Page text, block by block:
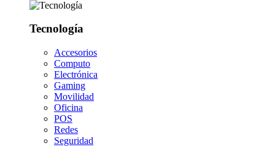
Tecnología
Accesorios
Computo
Electrónica
Gaming
Movilidad
Oficina
POS
Redes
Seguridad